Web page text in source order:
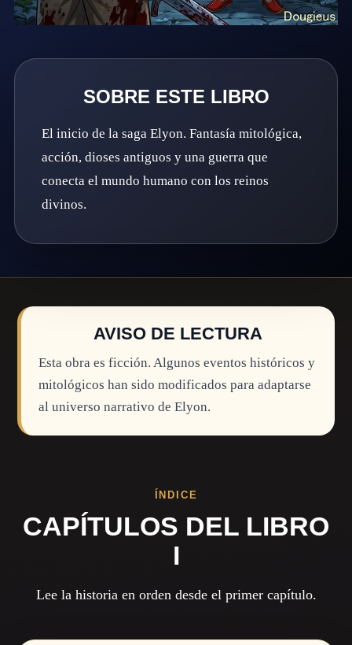
SOBRE ESTE LIBRO
El inicio de la saga Elyon. Fantasía mitológica,
acción, dioses antiguos y una guerra que
conecta el mundo humano con los reinos
divinos.
AVISO DE LECTURA
Esta obra es ficción. Algunos eventos históricos y
mitológicos han sido modificados para adaptarse
al universo narrativo de Elyon.
ÍNDICE
CAPÍTULOS DEL LIBRO
I
Lee la historia en orden desde el primer capítulo.